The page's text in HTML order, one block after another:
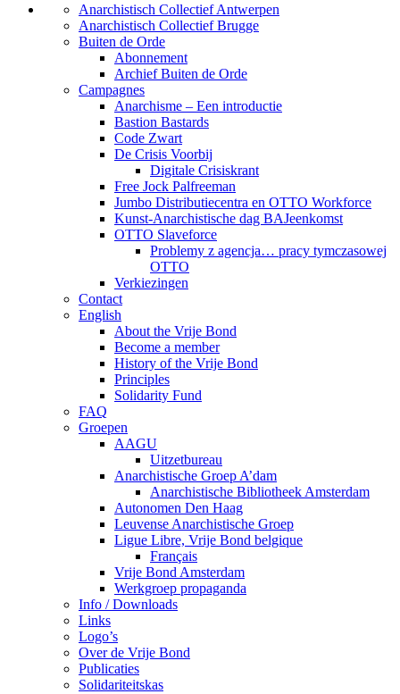
Anarchistisch Collectief Antwerpen
Anarchistisch Collectief Brugge
Buiten de Orde
Abonnement
Archief Buiten de Orde
Campagnes
Anarchisme – Een introductie
Bastion Bastards
Code Zwart
De Crisis Voorbij
Digitale Crisiskrant
Free Jock Palfreeman
Jumbo Distributiecentra en OTTO Workforce
Kunst-Anarchistische dag BAJeenkomst
OTTO Slaveforce
Problemy z agencja… pracy tymczasowej
OTTO
Verkiezingen
Contact
English
About the Vrije Bond
Become a member
History of the Vrije Bond
Principles
Solidarity Fund
FAQ
Groepen
AAGU
Uitzetbureau
Anarchistische Groep A’dam
Anarchistische Bibliotheek Amsterdam
Autonomen Den Haag
Leuvense Anarchistische Groep
Ligue Libre, Vrije Bond belgique
Français
Vrije Bond Amsterdam
Werkgroep propaganda
Info / Downloads
Links
Logo’s
Over de Vrije Bond
Publicaties
Solidariteitskas